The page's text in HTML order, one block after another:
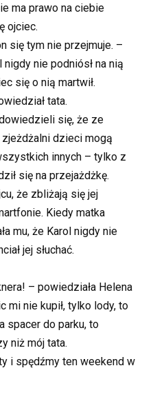
ma prawo na ciebie
ojciec.
się tym nie przejmuje. –
nigdy nie podniósł na nią
się o nią martwił.
tata.
się, że ze
dzieci mogą
innych – tylko z
się na przejażdżkę.
że zbliżają się jej
Kiedy matka
mu, że Karol nigdy nie
jej słuchać.
– powiedziała Helena
mi nie kupił, tylko lody, to
spacer do parku, to
niż mój tata.
i spędźmy ten weekend w